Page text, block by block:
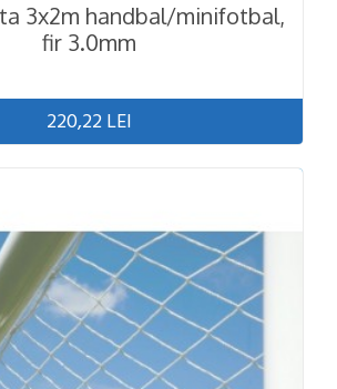
3x2m handbal/minifotbal,
fir 3.0mm
220,22 LEI